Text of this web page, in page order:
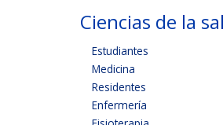
Ciencias de la
Estudiantes
Medicina
Residentes
Enfermería